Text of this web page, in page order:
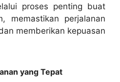
proses penting buat
memastikan perjalanan
memberikan kepuasan
yang Tepat